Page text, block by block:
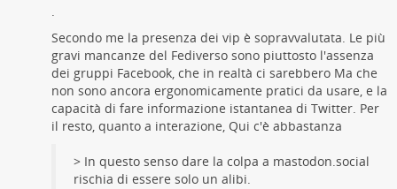
.
Secondo me la presenza dei vip è sopravvalutata. Le più
gravi mancanze del Fediverso sono piuttosto l'assenza
dei gruppi Facebook, che in realtà ci sarebbero Ma che
non sono ancora ergonomicamente pratici da usare, e la
capacità di fare informazione istantanea di Twitter. Per
il resto, quanto a interazione, Qui c'è abbastanza
> In questo senso dare la colpa a mastodon.social
rischia di essere solo un alibi.